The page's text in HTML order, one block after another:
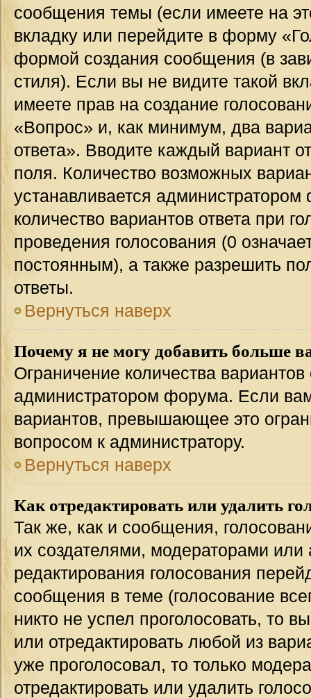
сообщения темы (если имеете на
вкладку или перейдите в форму
формой создания сообщения (в
стиля). Если вы не видите такой
имеете прав на создание
«Вопрос» и, как минимум, два
ответа». Вводите каждый вариант
поля. Количество возможных
устанавливается
количество вариантов ответа при
проведения голосования (0
постоянным), а также разрешить
ответы.
Вернуться наверх
Почему я не могу добавить больше
Ограничение количества вариантов
администратором форума. Если
вариантов, превышающее это
вопросом к администратору.
Вернуться наверх
Как отредактировать или удалить
Так же, как и сообщения,
их создателями, модераторами
редактирования голосования
сообщения в теме (голосование
никто не успел проголосовать, то
или отредактировать любой из
уже проголосовал, то только
отредактировать или удалить